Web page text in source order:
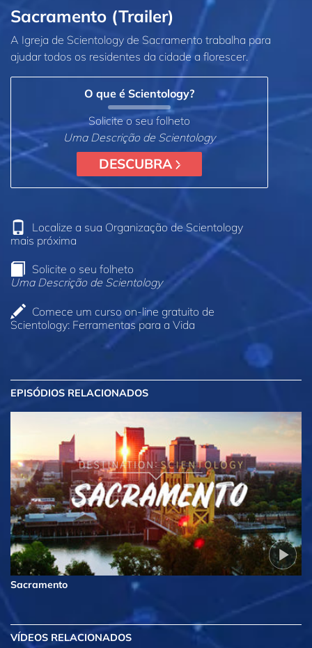
Sacramento (Trailer)
A Igreja de Scientology de Sacramento trabalha para
ajudar todos os residentes da cidade a florescer.
O que é Scientology?
Solicite o seu folheto
Uma Descrição de Scientology
DESCUBRA
Localize a sua Organização de Scientology
mais próxima
Solicite o seu folheto
Uma Descrição de Scientology
Comece um curso on‑line gratuito de
Scientology: Ferramentas para a Vida
EPISÓDIOS RELACIONADOS
Sacramento
VÍDEOS RELACIONADOS